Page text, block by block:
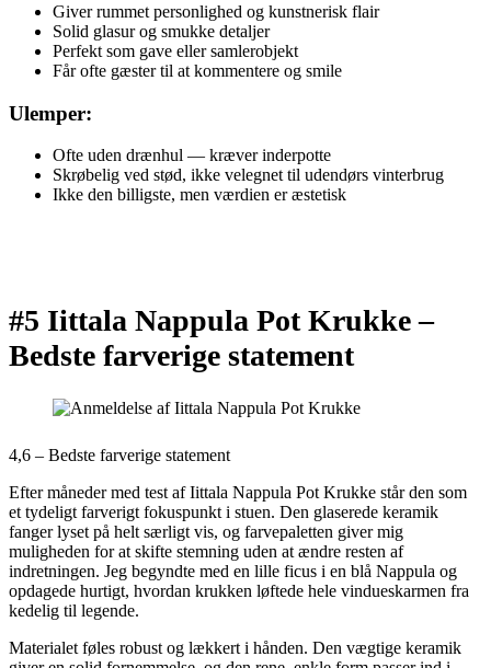
Giver rummet personlighed og kunstnerisk flair
Solid glasur og smukke detaljer
Perfekt som gave eller samlerobjekt
Får ofte gæster til at kommentere og smile
Ulemper:
Ofte uden drænhul — kræver inderpotte
Skrøbelig ved stød, ikke velegnet til udendørs vinterbrug
Ikke den billigste, men værdien er æstetisk
#5 Iittala Nappula Pot Krukke –
Bedste farverige statement
4,6 – Bedste farverige statement
Efter måneder med test af Iittala Nappula Pot Krukke står den som
et tydeligt farverigt fokuspunkt i stuen. Den glaserede keramik
fanger lyset på helt særligt vis, og farvepaletten giver mig
muligheden for at skifte stemning uden at ændre resten af
indretningen. Jeg begyndte med en lille ficus i en blå Nappula og
opdagede hurtigt, hvordan krukken løftede hele vindueskarmen fra
kedelig til legende.
Materialet føles robust og lækkert i hånden. Den vægtige keramik